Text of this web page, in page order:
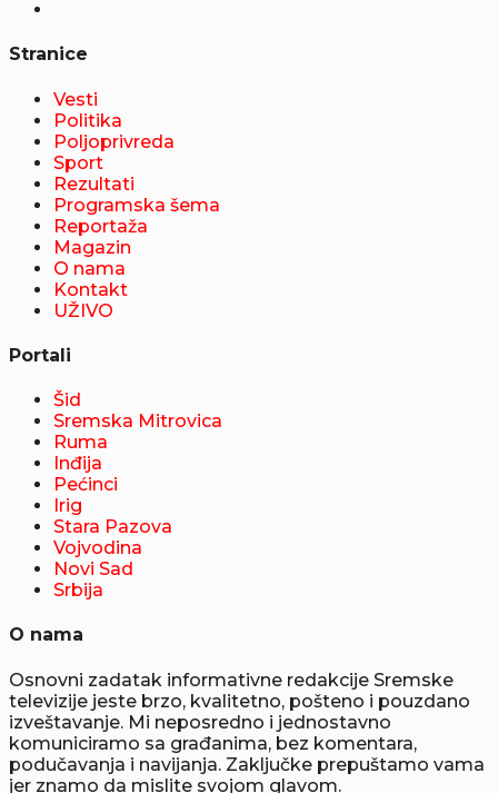
Stranice
Vesti
Politika
Poljoprivreda
Sport
Rezultati
Programska šema
Reportaža
Magazin
O nama
Kontakt
UŽIVO
Portali
Šid
Sremska Mitrovica
Ruma
Inđija
Pećinci
Irig
Stara Pazova
Vojvodina
Novi Sad
Srbija
O nama
Osnovni zadatak informativne redakcije Sremske
televizije jeste brzo, kvalitetno, pošteno i pouzdano
izveštavanje. Mi neposredno i jednostavno
komuniciramo sa građanima, bez komentara,
podučavanja i navijanja. Zaključke prepuštamo vama
jer znamo da mislite svojom glavom.